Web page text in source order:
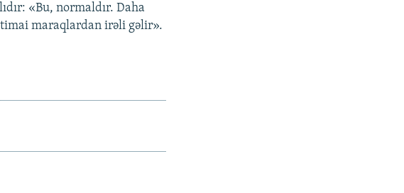
«Bu, normaldır. Daha
maraqlardan irəli gəlir».